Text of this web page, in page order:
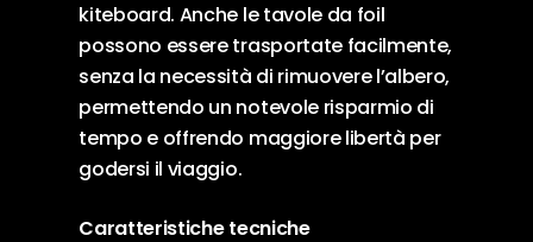
kiteboard. Anche le tavole da foil
possono essere trasportate facilmente,
senza la necessità di rimuovere l’albero,
permettendo un notevole risparmio di
tempo e offrendo maggiore libertà per
godersi il viaggio.
Caratteristiche tecniche